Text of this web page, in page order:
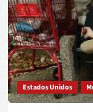
Estados Unidos